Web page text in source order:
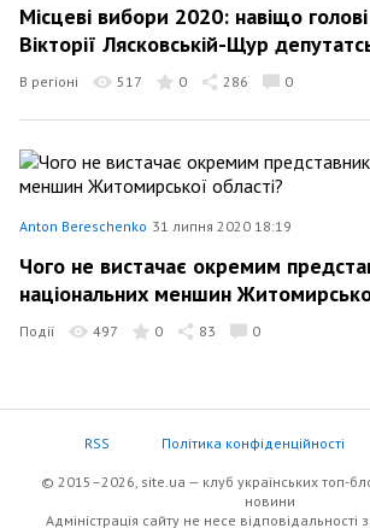
Місцеві вибори 2020: навіщо
Вікторії Лясковській-Щур
В регіоні 517 0 286 0
Anton Bereschenko 31 липня 2020 18:19
Чого не вистачає окремим
національних меншин
Події 497 0 83 0
RSS Політика конфіденційності
© 2015–2026, site.ua — клуб українських топ-
новини
Адміністрація сайту не несе відповідальності